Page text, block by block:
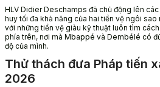
HLV Didier Deschamps đã chủ động lên
huy tối đa khả năng của hai tiền vệ ngôi sao
với những tiền vệ giàu kỹ thuật luôn tìm
phía trên, nơi mà Mbappé và Dembélé có
độ của mình.
Thử thách đưa Pháp tiến
2026